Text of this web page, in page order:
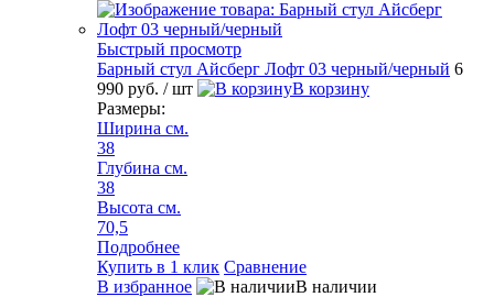
Быстрый просмотр
Барный стул Айсберг Лофт 03 черный/черный 6
990 руб. / шт
В корзину
Размеры:
Ширина см.
38
Глубина см.
38
Высота см.
70,5
Подробнее
Купить в 1 клик Сравнение
В избранное
В наличии